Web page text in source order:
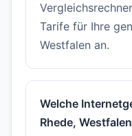
Tarife für Ihre
Westfalen an.
Welche
Rhede,